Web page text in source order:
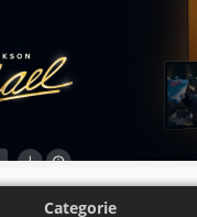
Categorie